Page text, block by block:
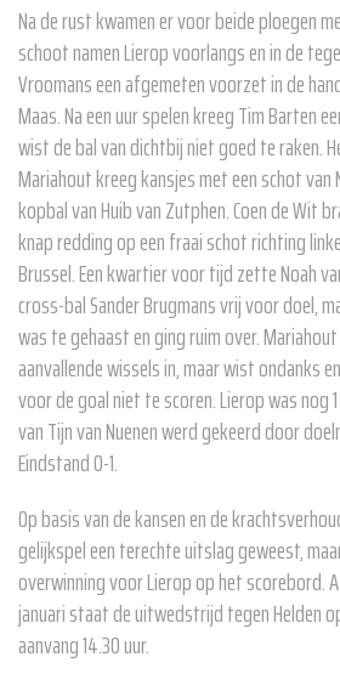
Na de rust kwamen er voor beide ploegen
schoot namen Lierop voorlangs en in de
Vroomans een afgemeten voorzet in de
Maas. Na een uur spelen kreeg Tim Barten
wist de bal van dichtbij niet goed te raken.
Mariahout kreeg kansjes met een schot van
kopbal van Huib van Zutphen. Coen de Wit
knap redding op een fraai schot richting
Brussel. Een kwartier voor tijd zette Noah
cross-bal Sander Brugmans vrij voor doel,
was te gehaast en ging ruim over.
aanvallende wissels in, maar wist ondanks
voor de goal niet te scoren. Lierop was nog
van Tijn van Nuenen werd gekeerd door
Eindstand 0-1.
Op basis van de kansen en de
gelijkspel een terechte uitslag geweest,
overwinning voor Lierop op het scorebord.
januari staat de uitwedstrijd tegen Helden
aanvang 14.30 uur.